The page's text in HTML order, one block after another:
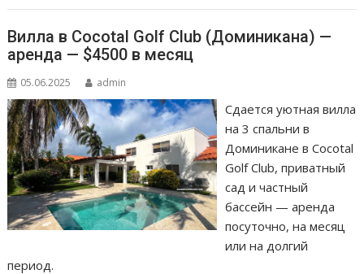
ь
Вилла в Cocotal Golf Club (Доминикана) —
аренда — $4500 в месяц
05.06.2025 admin
Сдается уютная вилла
на 3 спальни в
Доминикане в Cocotal
Golf Club, приватный
сад и частный
бассейн — аренда
посуточно, на месяц
или на долгий
период.